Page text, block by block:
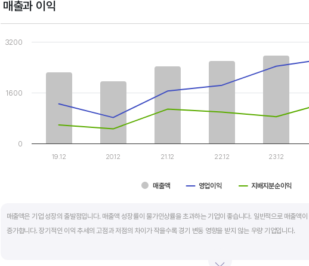
매출과 이익
Chart
View as data table, Chart
The chart has 2 Y axes displaying values, and values.
매출액 영업이익 지배지분순이익
19.12 20.12 21.12 22.12 23.12
0
1600
3200
매출액은 기업 성장의 출발점입니다. 매출액 성장률이 물가인상률을 초과하는 기업이 좋습니다. 일반적으로 매출액
증가합니다. 장기적인 이익 추세의 고점과 저점의 차이가 작을수록 경기 변동 영향을 받지 않는 우량 기업입니다.